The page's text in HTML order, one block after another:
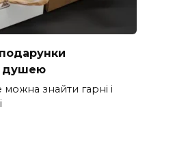
душею
знайти гарні і